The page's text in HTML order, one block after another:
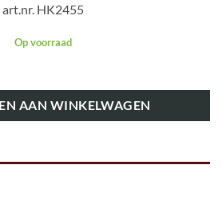
art.nr. HK2455
Op voorraad
AAN WINKELWAGEN